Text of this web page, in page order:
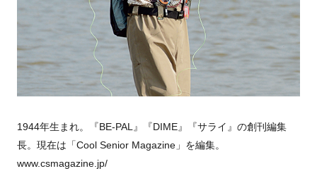
1944年生まれ。『BE-PAL』『DIME』『サライ』の創刊編集
長。現在は「Cool Senior Magazine」を編集。
www.csmagazine.jp/